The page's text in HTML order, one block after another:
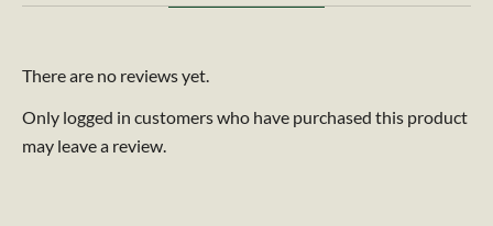
There are no reviews yet.
Only logged in customers who have purchased this product
may leave a review.